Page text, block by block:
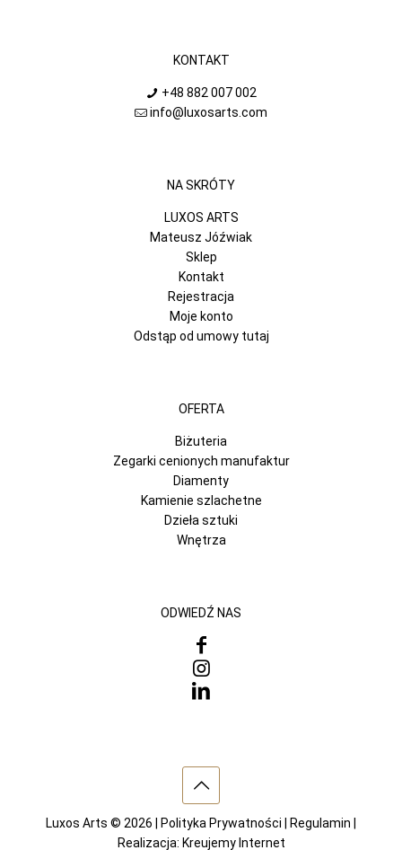
KONTAKT
+48 882 007 002
info@luxosarts.com
NA SKRÓTY
LUXOS ARTS
Mateusz Jóźwiak
Sklep
Kontakt
Rejestracja
Moje konto
Odstąp od umowy tutaj
OFERTA
Biżuteria
Zegarki cenionych manufaktur
Diamenty
Kamienie szlachetne
Dzieła sztuki
Wnętrza
ODWIEDŹ NAS
Luxos Arts © 2026 | Polityka Prywatności Regulamin
Realizacja: Kreujemy Internet